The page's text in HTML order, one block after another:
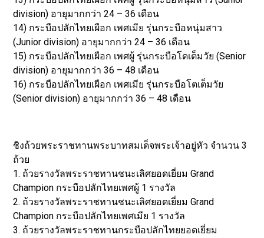
division) อายุมากกว่า 24 – 36 เดือน
14) กระบือปลักไทยเผือก เพศเมีย รุ่นกระบือหนุ่มสาว
(Junior division) อายุมากกว่า 24 – 36 เดือน
15) กระบือปลักไทยเผือก เพศผู้ รุ่นกระบือโดเต็มวัย (Senior
division) อายุมากกว่า 36 – 48 เดือน
16) กระบือปลักไทยเผือก เพศเมีย รุ่นกระบือโตเต็มวัย
(Senior division) อายุมากกว่า 36 – 48 เดือน
ชิงถ้วยพระราชทานพระบาทสมเด็จพระเจ้าอยู่หัว จำนวน 3
ถ้วย
1. ถ้วยรางวัลพระราชทานชนะเลิศยอดเยี่ยม Grand
Champion กระบือปลักไทยเพศผู้ 1 รางวัล
2. ถ้วยรางวัลพระราชทานชนะเลิศยอดเยี่ยม Grand
Champion กระบือปลักไทยเพศเมีย 1 รางวัล
3. ถ้วยรางวัลพระราชทานกระบือปลักไทยยอดเยี่ยม